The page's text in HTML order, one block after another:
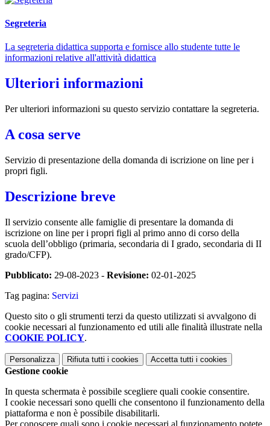
Segreteria
La segreteria didattica supporta e fornisce allo studente tutte le
informazioni relative all'attività didattica
Ulteriori informazioni
Per ulteriori informazioni su questo servizio contattare la segreteria.
A cosa serve
Servizio di presentazione della domanda di iscrizione on line per i
propri figli.
Descrizione breve
Il servizio consente alle famiglie di presentare la domanda di
iscrizione on line per i propri figli al primo anno di corso della
scuola dell’obbligo (primaria, secondaria di I grado, secondaria di II
grado/CFP).
Pubblicato: 29-08-2023 - Revisione: 02-01-2025
Tag pagina: Servizi
Questo sito o gli strumenti terzi da questo utilizzati si avvalgono di
cookie necessari al funzionamento ed utili alle finalità illustrate nella
COOKIE POLICY.
Personalizza Rifiuta tutti i cookies Accetta tutti i cookies
Gestione cookie
In questa schermata è possibile scegliere quali cookie consentire.
I cookie necessari sono quelli che consentono il funzionamento della
piattaforma e non è possibile disabilitarli.
Per conoscere quali sono i cookie necessari al funzionamento potete